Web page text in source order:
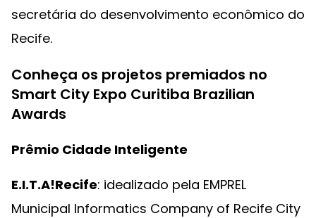
secretária do desenvolvimento econômico do
Recife.
Conheça os projetos premiados no
Smart City Expo Curitiba Brazilian
Awards
Prêmio Cidade Inteligente
E.I.T.A!Recife: idealizado pela EMPREL
Municipal Informatics Company of Recife City